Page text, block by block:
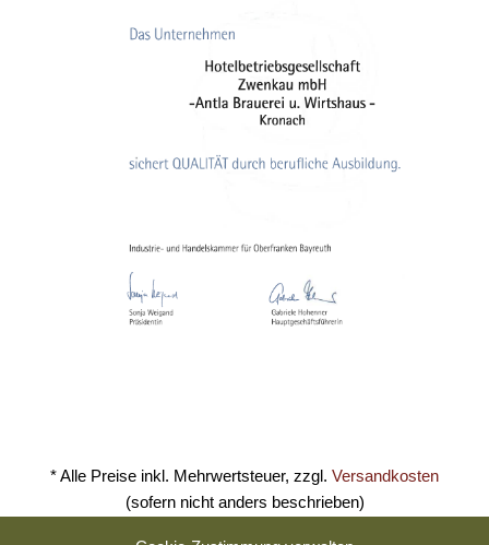
* Alle Preise inkl. Mehrwertsteuer, zzgl. Versandkosten
(sofern nicht anders beschrieben)